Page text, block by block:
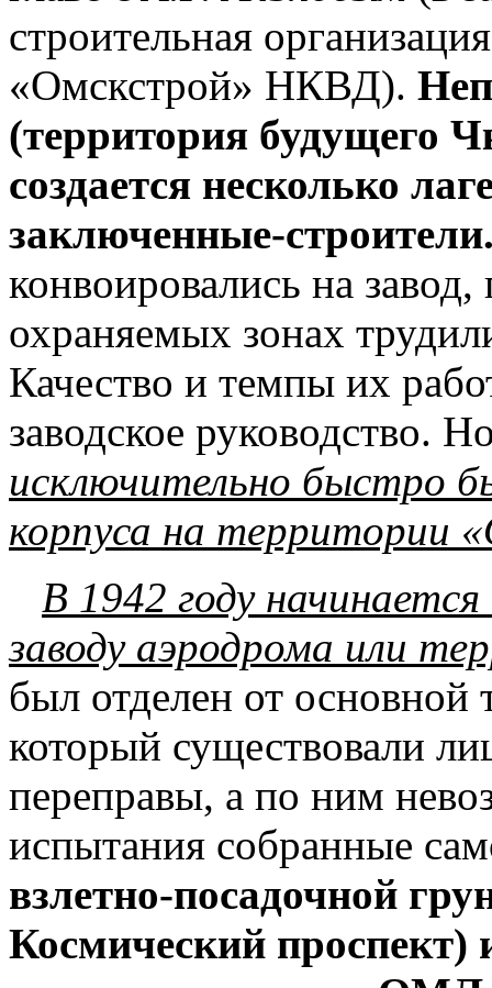
строительная
«Омскстрой» НКВД).
(территория будущего
создается несколько
заключенные-
конвоировались на
охраняемых зонах
Качество и темпы их
заводское руководство.
исключительно быстро
корпуса на территории
В 1942 году
заводу аэродрома или
был отделен от
который существовали
переправы, а по ним
испытания собранные
взлетно-посадочной
Космический